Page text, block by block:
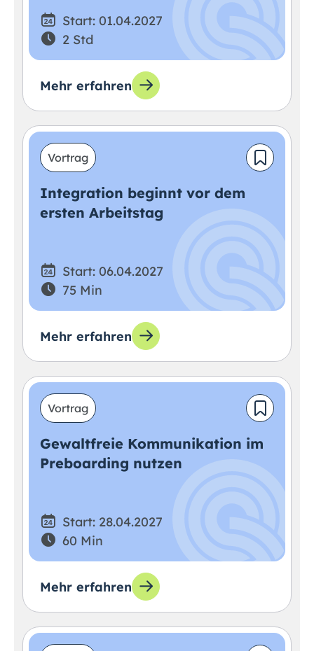
Start: 01.04.2027
2 Std
Mehr erfahren
Vortrag
Integration beginnt vor dem
ersten Arbeitstag
Start: 06.04.2027
75 Min
Mehr erfahren
Vortrag
Gewaltfreie Kommunikation im
Preboarding nutzen
Start: 28.04.2027
60 Min
Mehr erfahren